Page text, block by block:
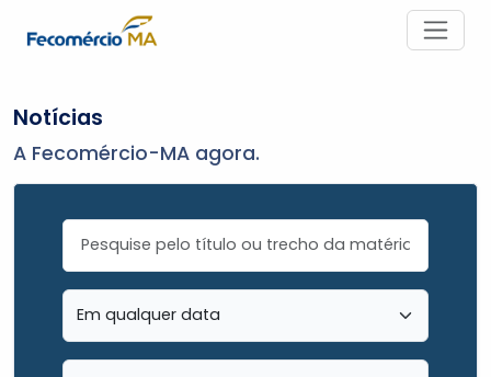
Notícias
A Fecomércio-MA agora.